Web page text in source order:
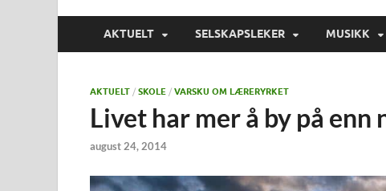
AKTUELT SELSKAPSLEKER MUSIKK
AKTUELT / SKOLE / VARSKU OM LÆRERYRKET
Livet har mer å by på enn
august 24, 2014